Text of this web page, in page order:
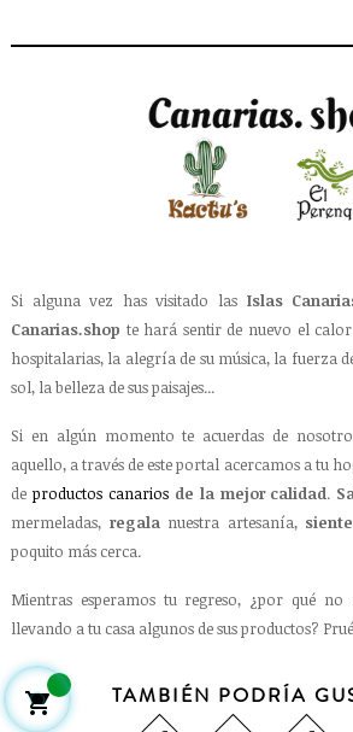
Si alguna vez has visitado las Islas
Canarias.shop te hará sentir de nuevo el calor
hospitalarias, la alegría de su música, la fuerza
sol, la belleza de sus paisajes...
Si en algún momento te acuerdas de
aquello, a través de este portal acercamos a tu
de productos canariosde la mejor calidad.
mermeladas, regalanuestra artesanía,
poquito más cerca.
Mientras esperamos tu regreso, ¿por qué
llevando a tu casa algunos de sus productos?
TAMBIÉN PODRÍA
